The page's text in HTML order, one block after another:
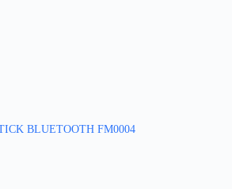
BLUETOOTH FM0004